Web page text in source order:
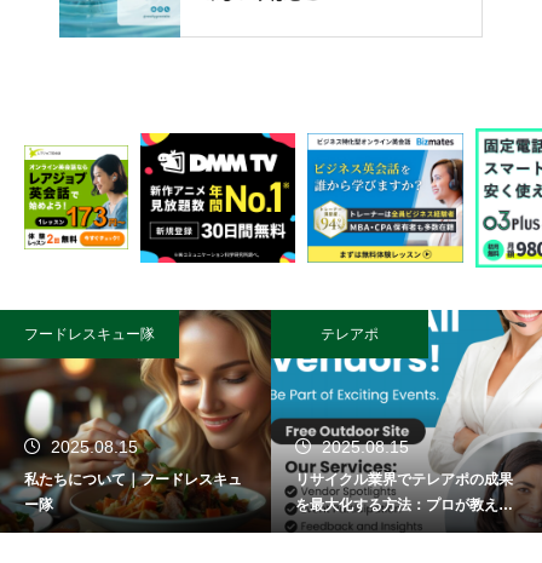
フードレスキュー隊
2025.08.15
私たちについて｜フードレスキュ
ー隊
テレアポ
2025.08.15
リサイクル業界でテレアポの成果
を最大化する方法：プロが教える
成功術